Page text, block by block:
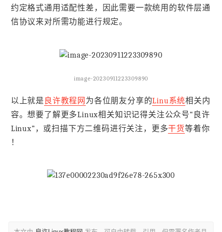
约定格式通用适配性差，因此需要一款统用的软件层通
信协议来对所需功能进行规定。
image-20230911223309890
以上就是 良许教程网 为各位朋友分享的Linu系统相关内
容。想要了解更多Linux相关知识记得关注公众号“良许
Linux”，或扫描下方二维码进行关注，更多干货等着你
！